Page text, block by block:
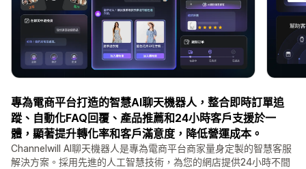
專為電商平台打造的智慧AI聊天機器人，整合即時訂單追
蹤、自動化FAQ回覆、產品推薦和24小時客戶支援於一
體，顯著提升轉化率和客戶滿意度，降低營運成本。
Channelwill AI聊天機器人是專為電商平台商家量身定製的智慧客服
解決方案。採用先進的人工智慧技術，為您的網店提供24小時不間